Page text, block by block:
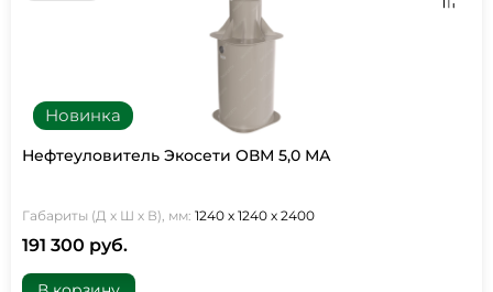
Новинка
Нефтеуловитель Экосети ОВМ 5,0 МА
Габариты (Д х Ш х В), мм: 1240 х 1240 х 2400
191 300 руб.